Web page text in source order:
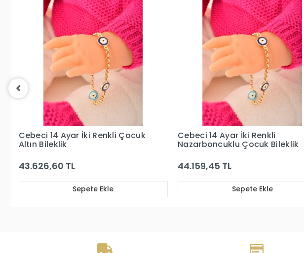
Cebeci 14 Ayar İki Renkli
Nazarboncuklu Çocuk Bileklik
44.159,45 TL
Sepete Ekle
Cebeci 14 Ayar Göz Boncuklu
Çocuk Altın Künye Bileklik
51.486,05 TL
Sepete Ekle